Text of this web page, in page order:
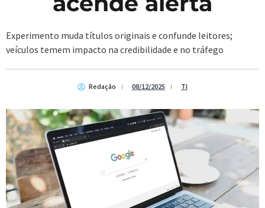
Experimento muda títulos originais e confunde leitores;
veículos temem impacto na credibilidade e no tráfego
Redação 08/12/2025 TI